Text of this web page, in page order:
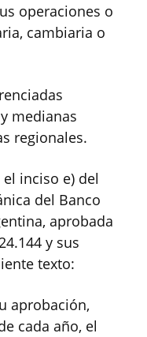
operaciones o
cambiaria o
medianas
regionales.
inciso e) del
del Banco
aprobada
y sus
texto:
aprobación,
cada año, el